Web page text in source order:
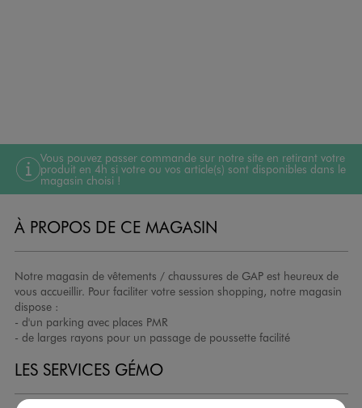
Vous pouvez passer commande sur notre site en retirant votre
produit en 4h si votre ou vos article(s) sont disponibles dans le
magasin choisi !
À PROPOS DE CE MAGASIN
Notre magasin de vêtements / chaussures de GAP est heureux de
vous accueillir. Pour faciliter votre session shopping, notre magasin
dispose :
- d'un parking avec places PMR
- de larges rayons pour un passage de poussette facilité
LES SERVICES GÉMO